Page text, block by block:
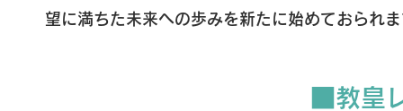
望に満ちた未来への歩みを新たに始めておられ
■教皇